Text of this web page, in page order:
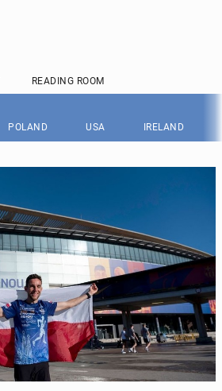
READING ROOM
POLAND USA IRELAND